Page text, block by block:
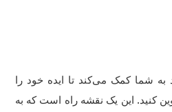
به شما کمک می‌کند تا ایده خود را
کنید. این یک نقشه راه است که به